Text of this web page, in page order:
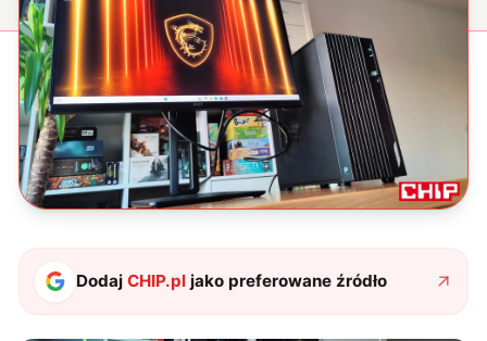
DodajCHIP.pl jako preferowane źródło